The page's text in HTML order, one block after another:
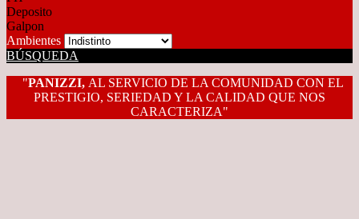
Deposito
Galpon
Ambientes
BÚSQUEDA
"PANIZZI,AL SERVICIO DE LA COMUNIDAD CON EL
PRESTIGIO, SERIEDAD Y LA CALIDAD QUE NOS
CARACTERIZA"